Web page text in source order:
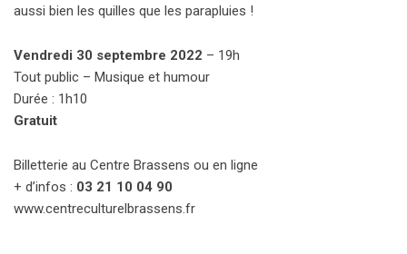
aussi bien les quilles que les parapluies !
Vendredi 30 septembre 2022 – 19h
Tout public – Musique et humour
Durée : 1h10
Gratuit
Billetterie au Centre Brassens ou en ligne
+ d’infos : 03 21 10 04 90
www.centreculturelbrassens.fr